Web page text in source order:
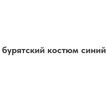
костюм синий